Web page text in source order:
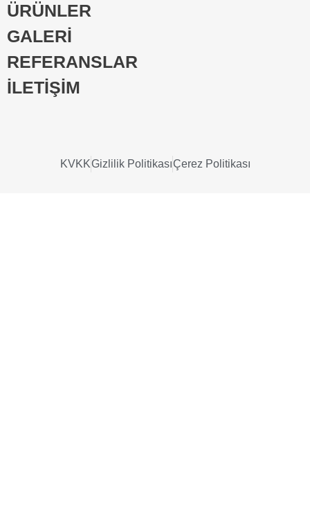
ÜRÜNLER
GALERİ
REFERANSLAR
İLETİŞİM
KVKKGizlilik PolitikasıÇerez Politikası